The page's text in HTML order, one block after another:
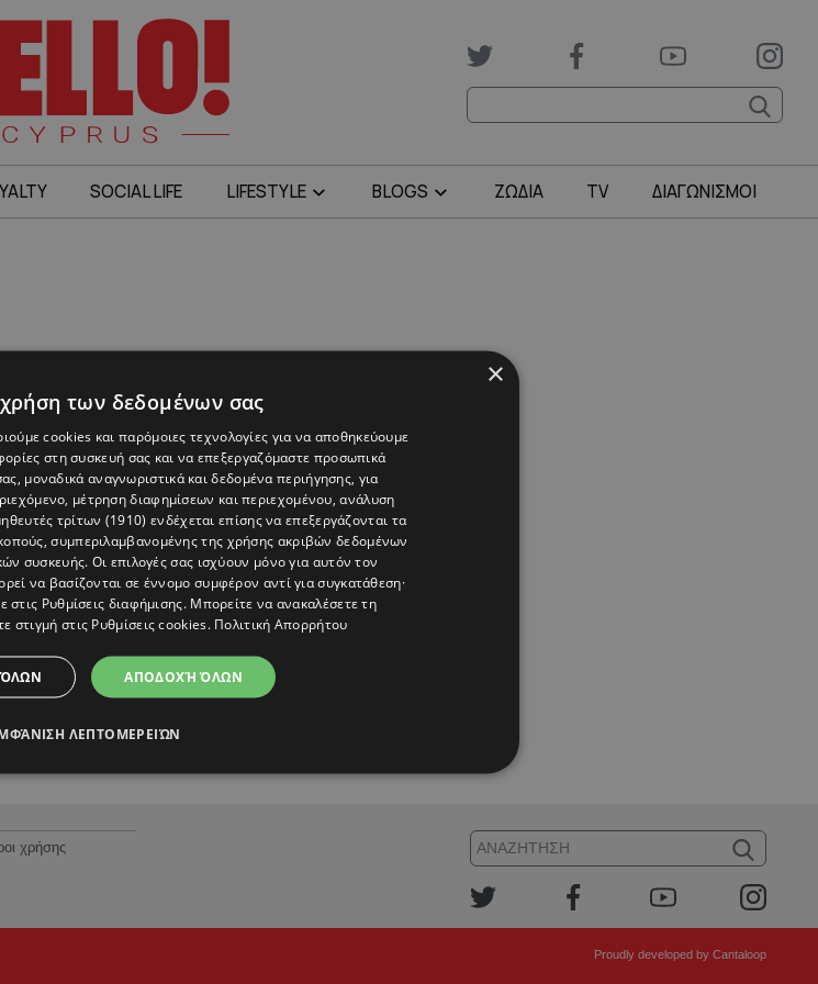
SOCIAL LIFE LIFESTYLE BLOGS ΖΩΔΙΑ TV ΔΙΑΓΩΝΙΣΜΟΙ
χρήσης
Proudly developed by Cantaloop
×
των δεδομένων σας
cookies και παρόμοιες τεχνολογίες για να αποθηκεύουμε
στη συσκευή σας και να επεξεργαζόμαστε προσωπικά
μοναδικά αναγνωριστικά και δεδομένα περιήγησης, για
μέτρηση διαφημίσεων και περιεχομένου, ανάλυση
τρίτων (1910) ενδέχεται επίσης να επεξεργάζονται τα
συμπεριλαμβανομένης της χρήσης ακριβών δεδομένων
συσκευής. Οι επιλογές σας ισχύουν μόνο για αυτόν τον
να βασίζονται σε έννομο συμφέρον αντί για συγκατάθεση·
στις Ρυθμίσεις διαφήμισης. Μπορείτε να ανακαλέσετε τη
στιγμή στις Ρυθμίσεις cookies. Πολιτική Απορρήτου
ΑΠΟΔΟΧΉ ΌΛΩΝ
ΛΕΠΤΟΜΕΡΕΙΏΝ